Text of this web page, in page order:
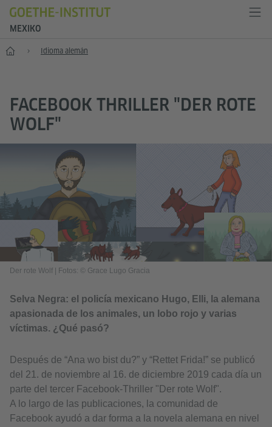
MEXIKO
Inicio Idioma alemán
FACEBOOK THRILLER "DER ROTE
WOLF"
Der rote Wolf Fotos: © Grace Lugo Gracia
Selva Negra: el policía mexicano Hugo, Elli, la alemana
apasionada de los animales, un lobo rojo y varias
víctimas. ¿Qué pasó?
Después de “Ana wo bist du?” y “Rettet Frida!” se publicó
del 21. de noviembre al 16. de diciembre 2019 cada día un
parte del tercer Facebook-Thriller "Der rote Wolf".
A lo largo de las publicaciones, la comunidad de
Facebook ayudó a dar forma a la novela alemana en nivel